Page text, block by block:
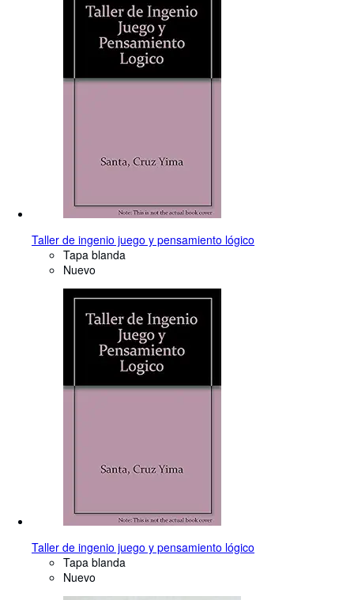
Taller de ingenio juego y pensamiento lógico
Tapa blanda
Nuevo
Taller de ingenio juego y pensamiento lógico
Tapa blanda
Nuevo